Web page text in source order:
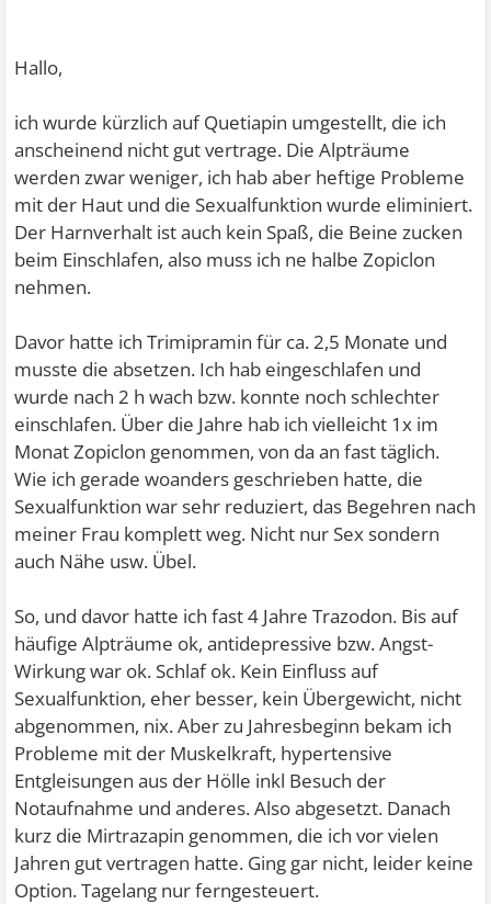
Hallo,
ich wurde kürzlich auf Quetiapin umgestellt, die ich
anscheinend nicht gut vertrage. Die Alpträume
werden zwar weniger, ich hab aber heftige Probleme
mit der Haut und die Sexualfunktion wurde eliminiert.
Der Harnverhalt ist auch kein Spaß, die Beine zucken
beim Einschlafen, also muss ich ne halbe Zopiclon
nehmen.
Davor hatte ich Trimipramin für ca. 2,5 Monate und
musste die absetzen. Ich hab eingeschlafen und
wurde nach 2 h wach bzw. konnte noch schlechter
einschlafen. Über die Jahre hab ich vielleicht 1x im
Monat Zopiclon genommen, von da an fast täglich.
Wie ich gerade woanders geschrieben hatte, die
Sexualfunktion war sehr reduziert, das Begehren nach
meiner Frau komplett weg. Nicht nur Sex sondern
auch Nähe usw. Übel.
So, und davor hatte ich fast 4 Jahre Trazodon. Bis auf
häufige Alpträume ok, antidepressive bzw. Angst-
Wirkung war ok. Schlaf ok. Kein Einfluss auf
Sexualfunktion, eher besser, kein Übergewicht, nicht
abgenommen, nix. Aber zu Jahresbeginn bekam ich
Probleme mit der Muskelkraft, hypertensive
Entgleisungen aus der Hölle inkl Besuch der
Notaufnahme und anderes. Also abgesetzt. Danach
kurz die Mirtrazapin genommen, die ich vor vielen
Jahren gut vertragen hatte. Ging gar nicht, leider keine
Option. Tagelang nur ferngesteuert.